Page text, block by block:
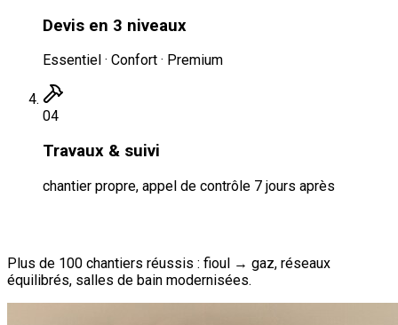
Devis en 3 niveaux
Essentiel · Confort · Premium
04
Travaux & suivi
chantier propre, appel de contrôle 7 jours après
Plus de 100 chantiers réussis : fioul → gaz, réseaux
équilibrés, salles de bain modernisées.